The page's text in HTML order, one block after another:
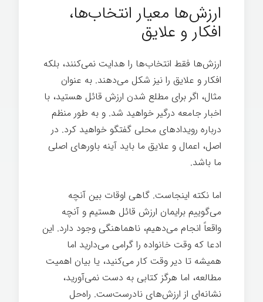
ارزش‌ها معیار انتخاب‌ها،
افکار و علایق
ارزش‌ها فقط انتخاب‌ها را هدایت نمی‌کنند، بلکه
افکار و علایق را نیز شکل می‌دهند. به عنوان
مثال، اگر برای مطلع شدن ارزش قائل هستید، با
اخبار جامعه درگیر خواهید شد. و به طور منظم
درباره رویدادهای محلی گفتگو خواهید کرد. در
اصل، اعمال و علایق ما باید آینه باورهای اصلی
ما باشد.
اما نکته اینجاست. گاهی اوقات بین آنچه
می‌گوییم برایمان ارزش قائل هستیم و آنچه
واقعاً انجام می‌دهیم، ناهماهنگی وجود دارد. این
ادعا که وقت خانواده را گرامی می‌دارید اما
همیشه تا دیر وقت کار می‌کنید، یا بیان اهمیت
مطالعه، اما هرگز کتابی به دست نمی‌آورید،
نشانه‌ای از ارزش‌های نادرست‌ست. راه‌حل